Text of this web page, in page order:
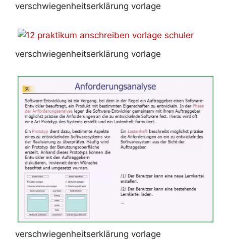
verschwiegenheitserklärung vorlage
verschwiegenheitserklärung vorlage
verschwiegenheitserklärung vorlage